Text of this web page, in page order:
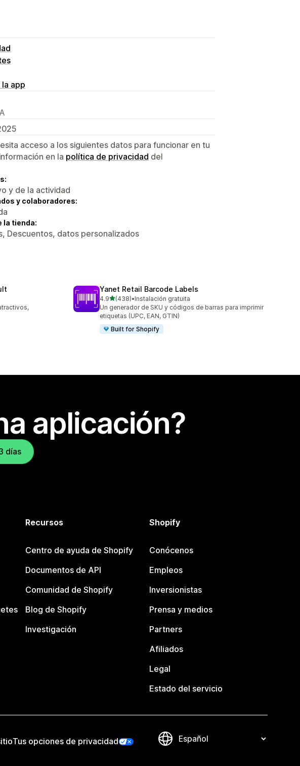
app
acceso a los siguientes datos para funcionar en tu
en la política de privacidad del
y de la actividad
y colaboradores:
la tienda:
Descuentos, datos personalizados
Yanet Retail Barcode Labels
4.9de 5 estrellas
(438)
438 reseñas en total
•Instalación gratuita
Un generador de SKU y códigos de barras para imprimir
etiquetas (UPC, EAN, GTIN)
Built for Shopify
aplicación?
días
Recursos
Centro de ayuda de Shopify
Documentos de API
Comunidad de Shopify
Blog de Shopify
Investigación
Shopify
Conócenos
Empleos
Inversionistas
Prensa y medios
Partners
Afiliados
Legal
Estado del servicio
Tus opciones de privacidad